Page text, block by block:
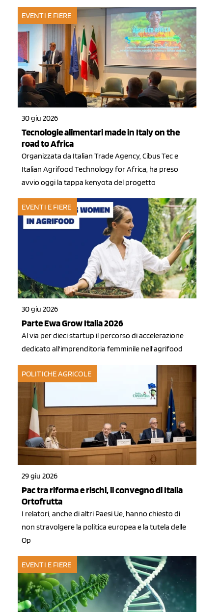
EVENTI E FIERE
30 giu 2026
Tecnologie alimentari made in Italy on the
road to Africa
Organizzata da Italian Trade Agency, Cibus Tec e
Italian Agrifood Technology for Africa, ha preso
avvio oggi la tappa kenyota del progetto
EVENTI E FIERE
30 giu 2026
Parte Ewa Grow Italia 2026
Al via per dieci startup il percorso di accelerazione
dedicato all'imprenditoria femminile nell'agrifood
POLITICHE AGRICOLE
29 giu 2026
Pac tra riforma e rischi, il convegno di Italia
Ortofrutta
I relatori, anche di altri Paesi Ue, hanno chiesto di
non stravolgere la politica europea e la tutela delle
Op
EVENTI E FIERE